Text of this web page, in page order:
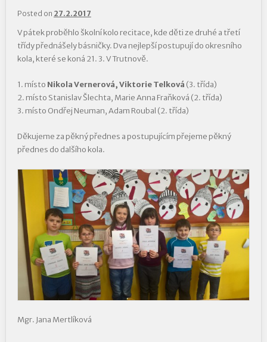
Posted on 27.2.2017
V pátek proběhlo školní kolo recitace, kde děti ze druhé a třetí
třídy přednášely básničky. Dva nejlepší postupují do okresního
kola, které se koná 21. 3. V Trutnově.
1. místo Nikola Vernerová, Viktorie Telková (3. třída)
2. místo Stanislav Šlechta, Marie Anna Fraňková (2. třída)
3. místo Ondřej Neuman, Adam Roubal (2. třída)
Děkujeme za pěkný přednes a postupujícím přejeme pěkný
přednes do dalšího kola.
Mgr. Jana Mertlíková